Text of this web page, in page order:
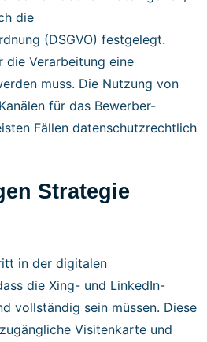
die
(DSGVO) festgelegt.
die Verarbeitung eine
muss. Die Nutzung von
für das Bewerber-
Fällen datenschutzrechtlich
Strategie
in der digitalen
die Xing- und LinkedIn-
vollständig sein müssen. Diese
Visitenkarte und